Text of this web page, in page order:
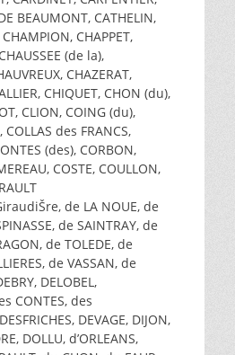
DE BEAUMONT, CATHELIN,
CHAPPET,
(de la),
CHAZERAT,
CHIQUET, CHON (du),
CLION, COING (du),
COLLAS des FRANCS,
(des), CORBON,
COSTE, COULLON,
de LA NOUE, de
de SAINTRAY, de
de TOLEDE, de
de VASSAN, de
DELOBEL,
CONTES, des
DEVAGE, DIJON,
DOLLU, d’ORLEANS,